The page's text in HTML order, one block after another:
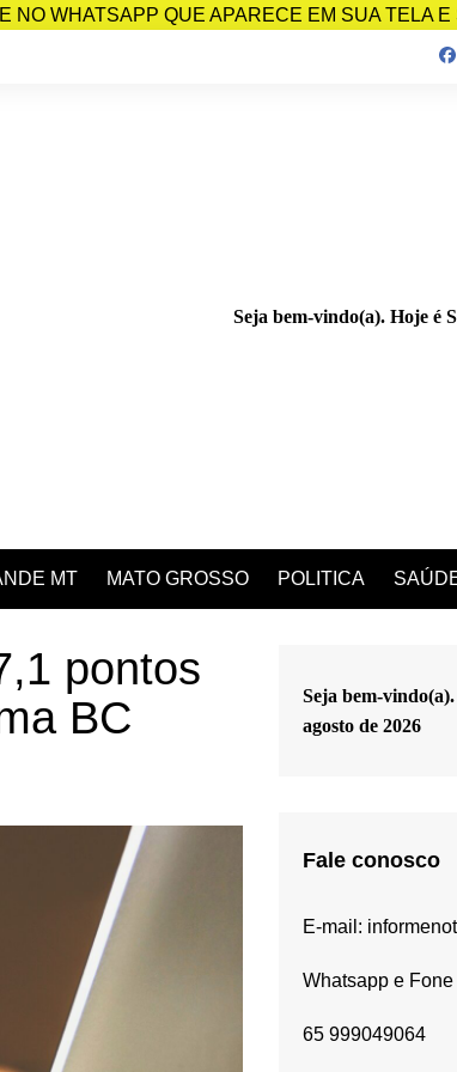
WHATSAPP QUE APARECE EM SUA TELA E
Seja bem-vindo(a). Hoje é
MT MATO GROSSO POLITICA
pontos
BC
Seja bem-
agosto de 2026
Fale conosco
E-mail:
Whatsapp e
65 999049064